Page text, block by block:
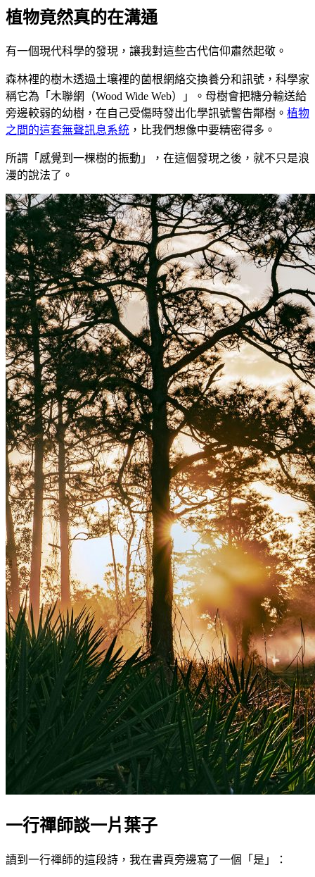
植物竟然真的在溝通
有一個現代科學的發現，讓我對這些古代信仰肅然起敬。
森林裡的樹木透過土壤裡的菌根網絡交換養分和訊號，科學家
稱它為「木聯網（Wood Wide Web）」。母樹會把糖分輸送給
旁邊較弱的幼樹，在自己受傷時發出化學訊號警告鄰樹。 植物
之間的這套無聲訊息系統 ，比我們想像中要精密得多。
所謂「感覺到一棵樹的振動」，在這個發現之後，就不只是浪
漫的說法了。
一行禪師談一片葉子
讀到一行禪師的這段詩，我在書頁旁邊寫了一個「是」：